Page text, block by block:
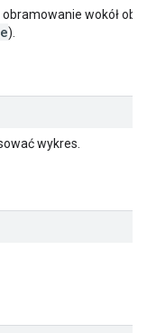
obramowanie wokół
).
wykres.